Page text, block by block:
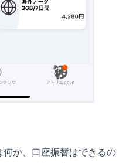
か、口座振替はできるの